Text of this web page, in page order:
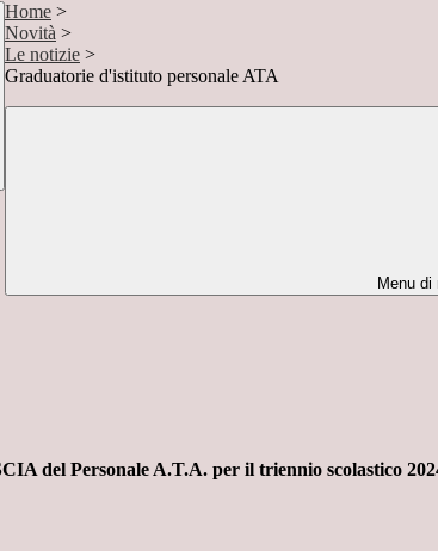
Home >
Novità >
Le notizie >
Graduatorie d'istituto personale ATA
Menu di
del Personale A.T.A. per il triennio scolastico